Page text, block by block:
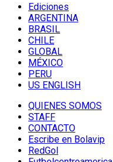
Ediciones
ARGENTINA
BRASIL
CHILE
GLOBAL
MÉXICO
PERU
US ENGLISH
QUIENES SOMOS
STAFF
CONTACTO
Escribe en Bolavip
RedGol